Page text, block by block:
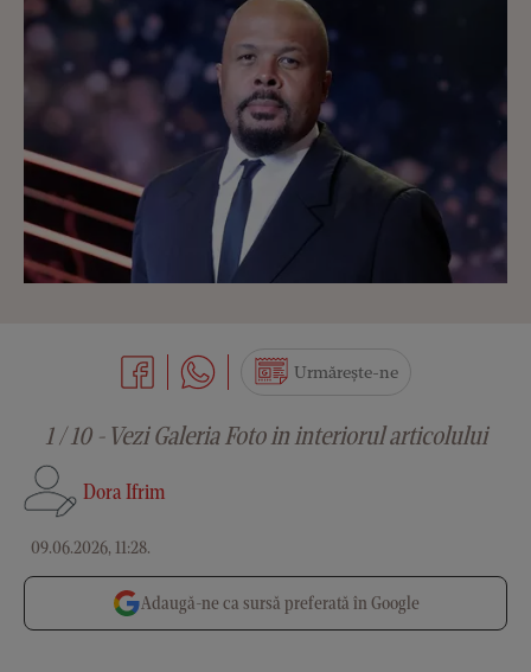
Dora Ifrim
09.06.2026, 11:28.
Urmărește-ne
1 / 10 - Vezi Galeria Foto in interiorul articolului
Adaugă-ne ca sursă preferată în Google